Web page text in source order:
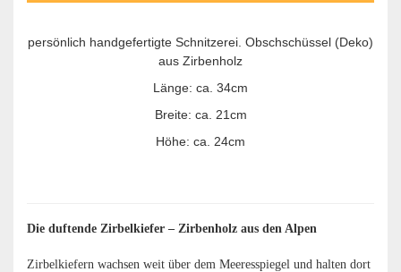
persönlich handgefertigte Schnitzerei. Obschschüssel (Deko)
aus Zirbenholz
Länge: ca. 34cm
Breite: ca. 21cm
Höhe: ca. 24cm
Die duftende Zirbelkiefer – Zirbenholz aus den Alpen
Zirbelkiefern wachsen weit über dem Meeresspiegel und halten dort